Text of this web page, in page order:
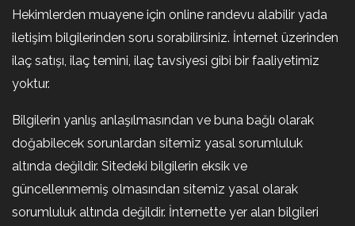
Hekimlerden muayene için online randevu alabilir yada
iletişim bilgilerinden soru sorabilirsiniz. İnternet üzerinden
ilaç satışı, ilaç temini, ilaç tavsiyesi gibi bir faaliyetimiz
yoktur.
Bilgilerin yanlış anlaşılmasından ve buna bağlı olarak
doğabilecek sorunlardan sitemiz yasal sorumluluk
altında değildir. Sitedeki bilgilerin eksik ve
güncellenmemiş olmasından sitemiz yasal olarak
sorumluluk altında değildir. İnternette yer alan bilgileri